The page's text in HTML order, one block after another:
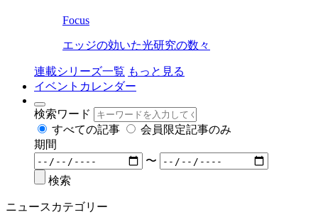
Focus
エッジの効いた光研究の数々
連載シリーズ一覧 もっと見る
イベントカレンダー
検索ワード
すべての記事
会員限定記事のみ
期間
〜
検索
ニュースカテゴリー